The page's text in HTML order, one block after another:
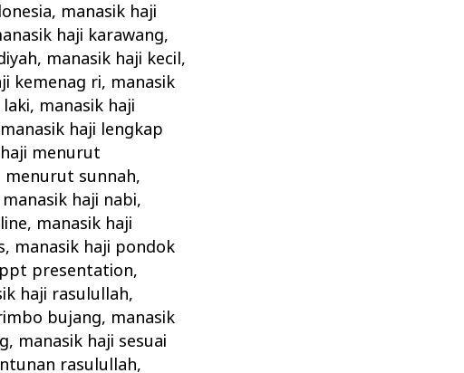
, manasik haji
haji karawang,
, manasik haji kecil,
kemenag ri, manasik
laki, manasik haji
manasik haji lengkap
menurut
menurut sunnah,
manasik haji nabi,
, manasik haji
, manasik haji pondok
presentation,
haji rasulullah,
bujang, manasik
, manasik haji sesuai
rasulullah,